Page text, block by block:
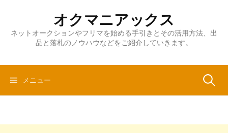
キ
オクマニアックス
ネットオークションやフリマを始める手引きとその活用方法、出
品と落札のノウハウなどをご紹介していきます。
メニュー 検